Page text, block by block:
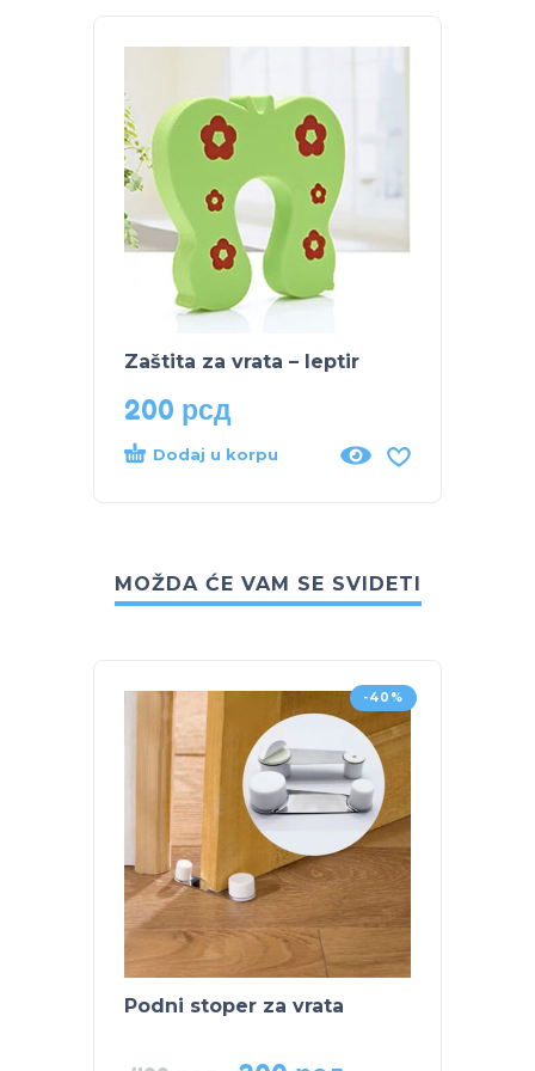
Zaštita za vrata – leptir
200 рсд
Dodaj u korpu
MOŽDA ĆE VAM SE SVIDETI
-40%
Podni stoper za vrata